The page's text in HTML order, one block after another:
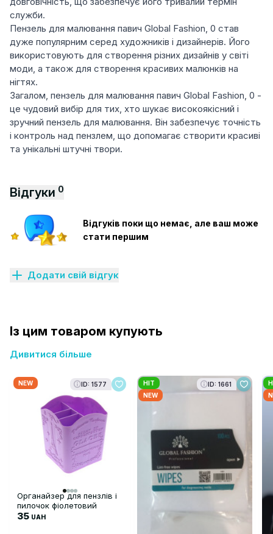
служби.
Пензель для малювання павич Global Fashion, 0 став
дуже популярним серед художників і дизайнерів. Його
використовують для створення різних дизайнів у світі
моди, а також для створення красивих малюнків на
нігтях.
Загалом, пензель для малювання павич Global Fashion, 0 -
це чудовий вибір для тих, хто шукає високоякісний і
зручний пензель для малювання. Він забезпечує точність
і контроль над пензлем, що допомагає створити красиві
та унікальні штучні твори.
Відгуки 0
Відгуків поки що немає, але ваш може
стати першим
Додати свій відгук
Із цим товаром купують
Дивитися більше
NEW ID: 1577
Органайзер для пензлів і
пилочок фіолетовий
35 UAH
HIT
NEW
ID: 1661